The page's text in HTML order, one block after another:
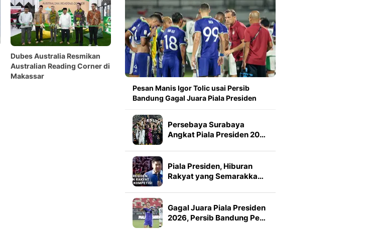
Dubes Australia Resmikan
Australian Reading Corner di
Makassar
Pesan Manis Igor Tolic usai Persib
Bandung Gagal Juara Piala Presiden
Persebaya Surabaya
Angkat Piala Presiden 20…
Piala Presiden, Hiburan
Rakyat yang Semarakka…
Gagal Juara Piala Presiden
2026, Persib Bandung Pe…